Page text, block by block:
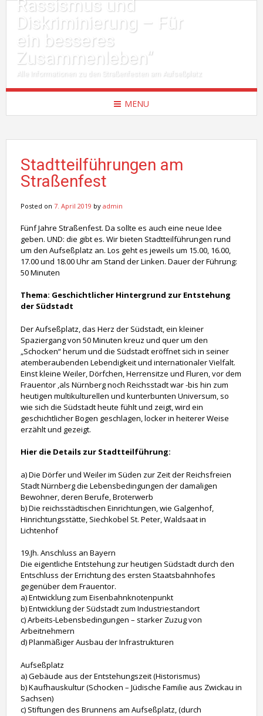
Rassismus und
Diskriminierung – Für
ein besseres
Zusammenleben“
Alle Informationen zu den Straßenfesten am Aufseßplatz
MENU
Stadtteilführungen am
Straßenfest
Posted on 7. April 2019 by admin
Fünf Jahre Straßenfest. Da sollte es auch eine neue Idee
geben. UND: die gibt es. Wir bieten Stadtteilführungen rund
um den Aufseßplatz an. Los geht es jeweils um 15.00, 16.00,
17.00 und 18.00 Uhr am Stand der Linken. Dauer der Führung:
50 Minuten
Thema: Geschichtlicher Hintergrund zur Entstehung
der Südstadt
Der Aufseßplatz, das Herz der Südstadt, ein kleiner
Spaziergang von 50 Minuten kreuz und quer um den
„Schocken“ herum und die Südstadt eröffnet sich in seiner
atemberaubenden Lebendigkeit und internationaler Vielfalt.
Einst kleine Weiler, Dörfchen, Herrensitze und Fluren, vor dem
Frauentor ,als Nürnberg noch Reichsstadt war -bis hin zum
heutigen multikulturellen und kunterbunten Universum, so
wie sich die Südstadt heute fühlt und zeigt, wird ein
geschichtlicher Bogen geschlagen, locker in heiterer Weise
erzählt und gezeigt.
Hier die Details zur Stadtteilführung:
a) Die Dörfer und Weiler im Süden zur Zeit der Reichsfreien
Stadt Nürnberg die Lebensbedingungen der damaligen
Bewohner, deren Berufe, Broterwerb
b) Die reichsstädtischen Einrichtungen, wie Galgenhof,
Hinrichtungsstätte, Siechkobel St. Peter, Waldsaat in
Lichtenhof
19.Jh. Anschluss an Bayern
Die eigentliche Entstehung zur heutigen Südstadt durch den
Entschluss der Errichtung des ersten Staatsbahnhofes
gegenüber dem Frauentor.
a) Entwicklung zum Eisenbahnknotenpunkt
b) Entwicklung der Südstadt zum Industriestandort
c) Arbeits-Lebensbedingungen – starker Zuzug von
Arbeitnehmern
d) Planmäßiger Ausbau der Infrastrukturen
Aufseßplatz
a) Gebäude aus der Entstehungszeit (Historismus)
b) Kaufhauskultur (Schocken – Jüdische Familie aus Zwickau in
Sachsen)
c) Stiftungen des Brunnens am Aufseßplatz, (durch